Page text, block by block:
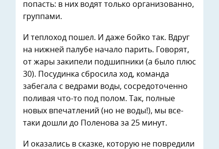
попасть: в них водят только организованно,
группами.
И теплоход пошел. И даже бойко так. Вдруг
на нижней палубе начало парить. Говорят,
от жары закипели подшипники (а было плюс
30). Посудинка сбросила ход, команда
забегала с ведрами воды, сосредоточенно
поливая что-то под полом. Так, полные
новых впечатлений (но не воды!), мы все-
таки дошли до Поленова за 25 минут.
И оказались в сказке, которую не повредили